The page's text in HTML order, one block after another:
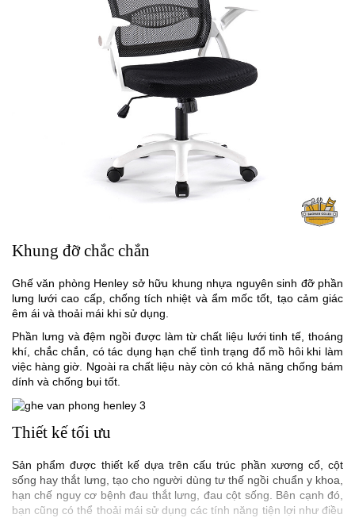
Khung đỡ chắc chắn
Ghế văn phòng Henley sở hữu khung nhựa nguyên sinh đỡ phần
lưng lưới cao cấp, chống tích nhiệt và ẩm mốc tốt, tạo cảm giác
êm ái và thoải mái khi sử dụng.
Phần lưng và đệm ngồi được làm từ chất liệu lưới tinh tế, thoáng
khí, chắc chắn, có tác dụng hạn chế tình trạng đổ mồ hôi khi làm
việc hàng giờ. Ngoài ra chất liệu này còn có khả năng chống bám
dính và chống bụi tốt.
Thiết kế tối ưu
Sản phẩm được thiết kế dựa trên cấu trúc phần xương cổ, cột
sống hay thắt lưng, tạo cho người dùng tư thế ngồi chuẩn y khoa,
hạn chế nguy cơ bệnh đau thắt lưng, đau cột sống. Bên cạnh đó,
bạn cũng có thể thoải mái sử dụng các tính năng tiện lợi như điều